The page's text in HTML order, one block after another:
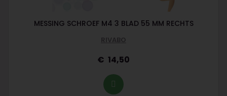
MESSING SCHROEF M4 3 BLAD 55 MM RECHTS
RIVABO
14,50